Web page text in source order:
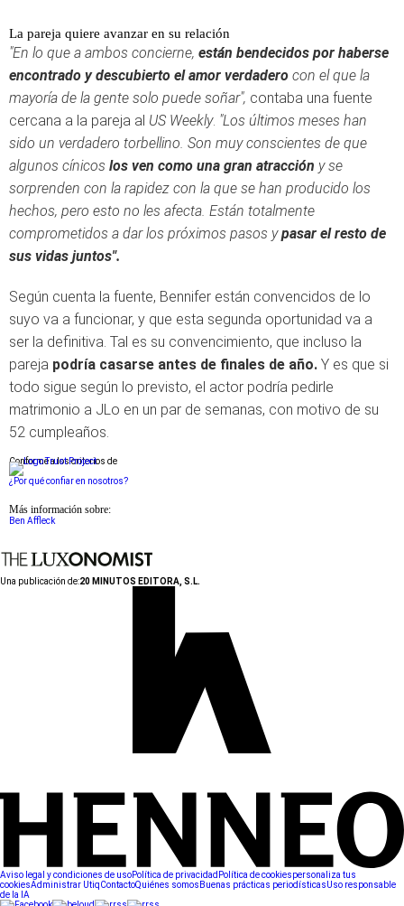
La pareja quiere avanzar en su relación
"En lo que a ambos concierne, están bendecidos por haberse
encontrado y descubierto el amor verdadero con el que la
mayoría de la gente solo puede soñar", contaba una fuente
cercana a la pareja al US Weekly. "Los últimos meses han
sido un verdadero torbellino. Son muy conscientes de que
algunos cínicos los ven como una gran atracción y se
sorprenden con la rapidez con la que se han producido los
hechos, pero esto no les afecta. Están totalmente
comprometidos a dar los próximos pasos ypasar el resto de
sus vidas juntos".
Según cuenta la fuente, Bennifer están convencidos de lo
suyo va a funcionar, y que esta segunda oportunidad va a
ser la definitiva. Tal es su convencimiento, que incluso la
pareja podría casarse antes de finales de año. Y es que si
todo sigue según lo previsto, el actor podría pedirle
matrimonio a JLo en un par de semanas, con motivo de su
52 cumpleaños.
Conforme a los criterios de
¿Por qué confiar en nosotros?
Más información sobre:
Ben Affleck
Una publicación de:20 MINUTOS EDITORA, S.L.
Aviso legal y condiciones de usoPolítica de privacidad Política de cookiespersonaliza tus
cookiesAdministrar UtiqContactoQuiénes somos Buenas prácticas periodísticasUso responsable
de la IA